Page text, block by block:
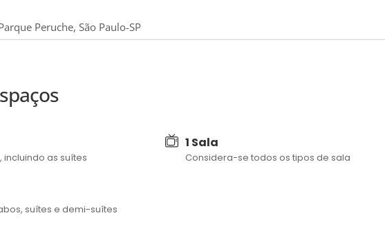
Peruche, São Paulo-SP
as suítes
1 Sala
Considera-se todos os tipos de sala
suítes e demi-suítes